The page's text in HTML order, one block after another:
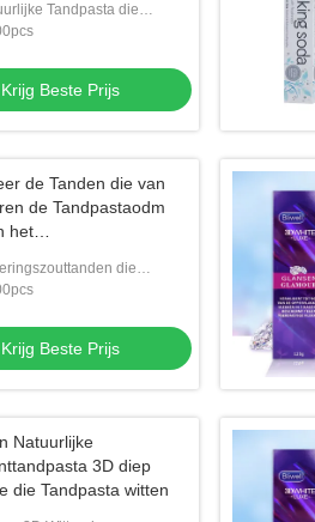
Tandpasta die
witten
Krijg Beste Prijs
de Tanden die van
de Tandpastaodm
het
die
witten
Krijg Beste Prijs
Natuurlijke
3D diep
die Tandpasta witten